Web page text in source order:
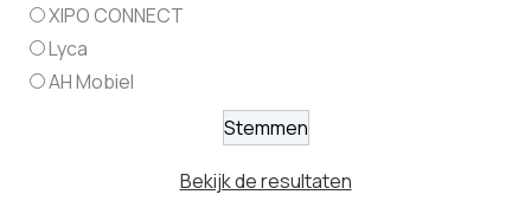
XIPO CONNECT
Lyca
AH Mobiel
Bekijk de resultaten